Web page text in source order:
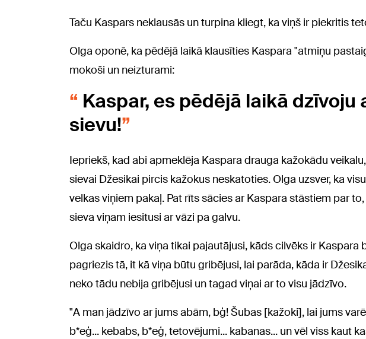
Taču Kaspars neklausās un turpina kliegt, ka viņš ir piekritis
Olga oponē, ka pēdējā laikā klausīties Kaspara "atmiņu
mokoši un neizturami:
Kaspar, es pēdējā laikā dzīvoju
sievu!
Iepriekš, kad abi apmeklēja Kaspara drauga kažokādu
sievai Džesikai pircis kažokus neskatoties. Olga uzsver, ka
velkas viņiem pakaļ. Pat rīts sācies ar Kaspara stāstiem par
sieva viņam iesitusi ar vāzi pa galvu.
Olga skaidro, ka viņa tikai pajautājusi, kāds cilvēks ir Kaspara
pagriezis tā, it kā viņa būtu gribējusi, lai parāda, kāda ir
neko tādu nebija gribējusi un tagad viņai ar to visu jādzīvo.
"A man jādzīvo ar jums abām, bģ! Šubas [kažoki], lai jums
b*eģ... kebabs, b*eģ, tetovējumi... kabanas... un vēl viss kaut